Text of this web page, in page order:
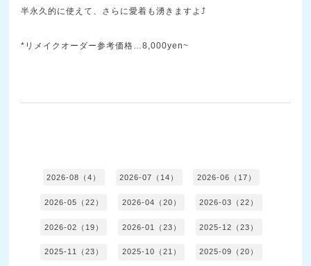
半永久的に使えて、さらに愛着も湧きますよ⤴️
*リメイクオーダー参考価格…8,000yen~
2026-08（4） 2026-07（14） 2026-06（17）
2026-05（22） 2026-04（20） 2026-03（22）
2026-02（19） 2026-01（23） 2025-12（23）
2025-11（23） 2025-10（21） 2025-09（20）